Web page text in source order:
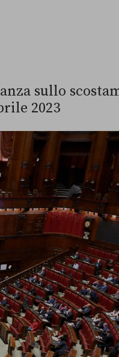
sullo
2023